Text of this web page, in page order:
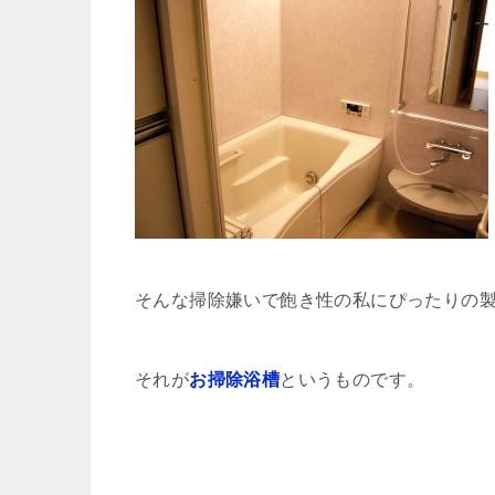
そんな掃除嫌いで飽き性の私にぴったりの
それがお掃除浴槽というものです。